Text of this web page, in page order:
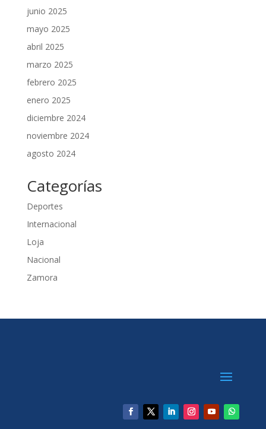
junio 2025
mayo 2025
abril 2025
marzo 2025
febrero 2025
enero 2025
diciembre 2024
noviembre 2024
agosto 2024
Categorías
Deportes
Internacional
Loja
Nacional
Zamora